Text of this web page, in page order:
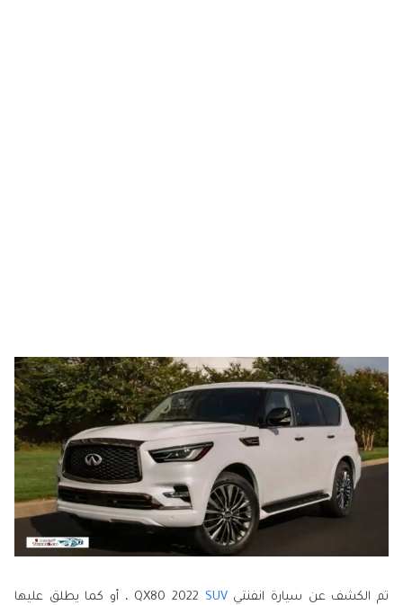
تم الكشف عن سيارة انفنتي QX80 2022SUV
، أو كما يطلق عليها